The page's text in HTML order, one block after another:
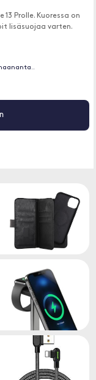
Prolle. Kuoressa on
lisäsuojaa varten.